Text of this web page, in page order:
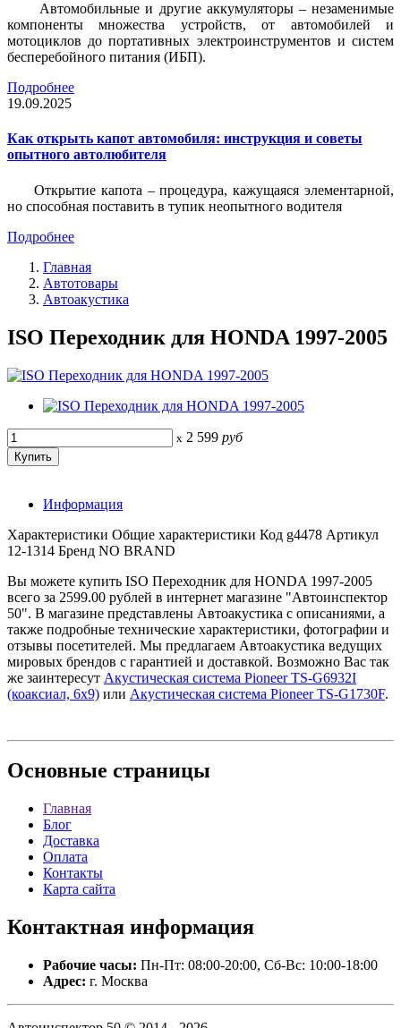
Автомобильные и другие аккумуляторы – незаменимые
компоненты множества устройств, от автомобилей и
мотоциклов до портативных электроинструментов и систем
бесперебойного питания (ИБП).
Подробнее
19.09.2025
Как открыть капот автомобиля: инструкция и советы
опытного автолюбителя
Открытие капота – процедура, кажущаяся элементарной,
но способная поставить в тупик неопытного водителя
Подробнее
Главная
Автотовары
Автоакустика
ISO Переходник для HONDA 1997-2005
x 2 599 руб
Информация
Характеристики Общие характеристики Код g4478 Артикул
12-1314 Бренд NO BRAND
Вы можете купить ISO Переходник для HONDA 1997-2005
всего за 2599.00 рублей в интернет магазине "Автоинспектор
50". В магазине представлены Автоакустика с описаниями, а
также подробные технические характеристики, фотографии и
отзывы посетителей. Мы предлагаем Автоакустика ведущих
мировых брендов с гарантией и доставкой. Возможно Вас так
же заинтересут Акустическая система Pioneer TS-G6932I
(коаксиал, 6х9) или Акустическая система Pioneer TS-G1730F.
Основные страницы
Главная
Блог
Доставка
Оплата
Контакты
Карта сайта
Контактная информация
Рабочие часы: Пн-Пт: 08:00-20:00, Сб-Вс: 10:00-18:00
Адрес: г. Москва